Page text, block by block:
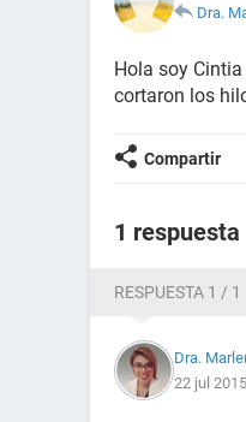
Dra.
Hola soy
cortaron los
Compartir
1 respuesta
RESPUESTA 1 / 1
Dra.
22 jul